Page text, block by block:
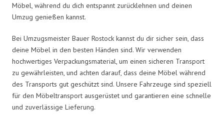
Möbel, während du dich entspannt zurücklehnen und deinen
Umzug genießen kannst.
Bei Umzugsmeister Bauer Rostock kannst du dir sicher sein, dass
deine Möbel in den besten Händen sind. Wir verwenden
hochwertiges Verpackungsmaterial, um einen sicheren Transport
zu gewährleisten, und achten darauf, dass deine Möbel während
des Transports gut geschützt sind. Unsere Fahrzeuge sind speziell
für den Möbeltransport ausgerüstet und garantieren eine schnelle
und zuverlässige Lieferung.